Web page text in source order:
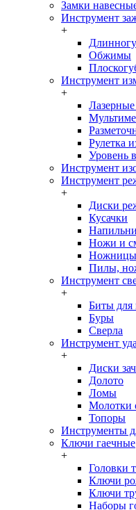
Замки
Инструмент
+
Обжимы
Инструмент
+
Рулетка
Уровень
Инструмент
Инструмент
+
Диски
Кусачки
Ножи и
Ножницы
Пилы,
Инструмент
+
Биты для
Буры
Сверла
Инструмент
+
Диски
Долото
Ломы
Молотки
Топоры
Инструменты
Ключи гаечные
+
Головки
Ключи
Ключи
Наборы